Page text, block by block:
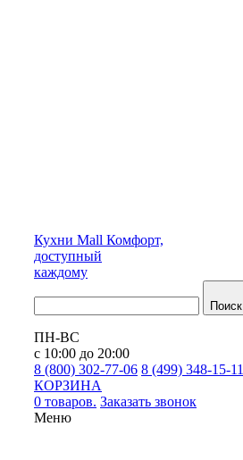
Кухни Mall Комфорт,
доступный
каждому
Поиск
ПН-ВС
с 10:00 до 20:00
8 (800) 302-77-06 8 (499) 348-15-11
КОРЗИНА
0 товаров. Заказать звонок
Меню